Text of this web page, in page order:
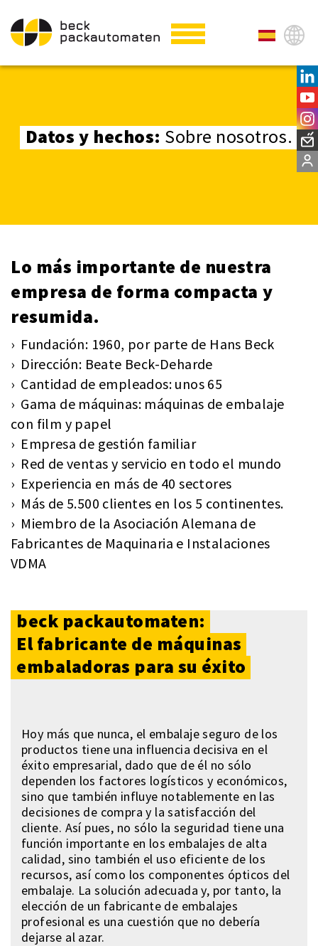
Datos y hechos: Sobre nosotros.
Lo más importante de nuestra
empresa de forma compacta y
resumida.
› Fundación: 1960, por parte de Hans Beck
› Dirección: Beate Beck-Deharde
› Cantidad de empleados: unos 65
› Gama de máquinas: máquinas de embalaje
con film y papel
› Empresa de gestión familiar
› Red de ventas y servicio en todo el mundo
› Experiencia en más de 40 sectores
› Más de 5.500 clientes en los 5 continentes.
› Miembro de la Asociación Alemana de
Fabricantes de Maquinaria e Instalaciones
VDMA
beck packautomaten:
El fabricante de máquinas
embaladoras para su éxito
Hoy más que nunca, el embalaje seguro de los
productos tiene una influencia decisiva en el
éxito empresarial, dado que de él no sólo
dependen los factores logísticos y económicos,
sino que también influye notablemente en las
decisiones de compra y la satisfacción del
cliente. Así pues, no sólo la seguridad tiene una
función importante en los embalajes de alta
calidad, sino también el uso eficiente de los
recursos, así como los componentes ópticos del
embalaje. La solución adecuada y, por tanto, la
elección de un fabricante de embalajes
profesional es una cuestión que no debería
dejarse al azar.